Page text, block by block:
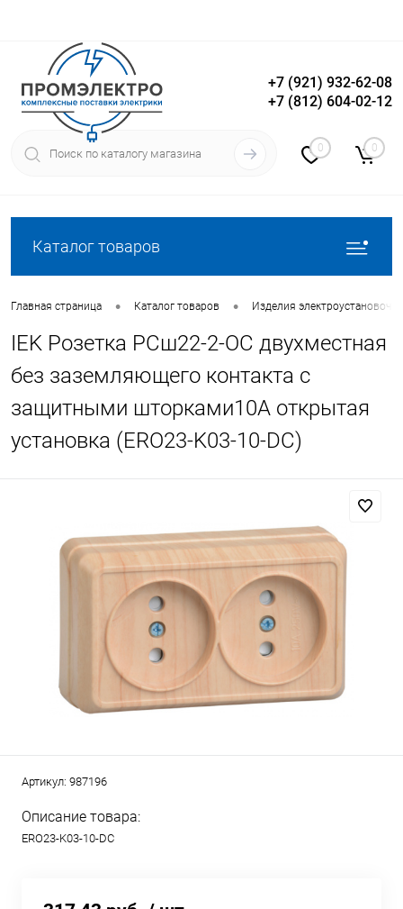
Вход Регистрация
+7 (921) 932-62-08
+7 (812) 604-02-12
0 0
Каталог товаров
Главная страница • Каталог товаров • Изделия
IEK Розетка РСш22-2-ОС двухместная
без заземляющего контакта с
защитными шторками10А открытая
установка (ERO23-K03-10-DC)
Артикул: 987196
Описание товара:
ERO23-K03-10-DC